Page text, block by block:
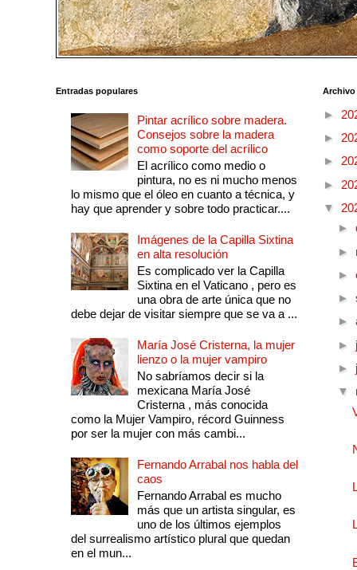
Entradas populares
Pintar acrílico sobre madera.
Consejos sobre la madera
como soporte del acrílico
El acrílico como medio o
pintura, no es ni mucho menos
lo mismo que el óleo en cuanto a técnica, y
hay que aprender y sobre todo practicar....
Imágenes de la Capilla Sixtina
en alta resolución
Es complicado ver la Capilla
Sixtina en el Vaticano , pero es
una obra de arte única que no
debe dejar de visitar siempre que se va a ...
María José Cristerna, la mujer
lienzo o la mujer vampiro
No sabríamos decir si la
mexicana María José
Cristerna , más conocida
como la Mujer Vampiro, récord Guinness
por ser la mujer con más cambi...
Fernando Arrabal nos habla del
caos
Fernando Arrabal es mucho
más que un artista singular, es
uno de los últimos ejemplos
del surrealismo artístico plural que quedan
en el mun...
►
►
►
►
▼
►
►
►
►
►
►
►
▼